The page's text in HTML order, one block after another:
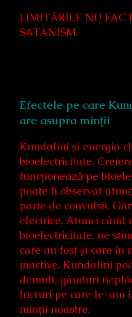
LIMITĂRILE NU FAC
SATANISM.
Efectele pe care
are asupra minții
Kundalini și energia
bioelectricitate.
funcționează pe
poate fi observat
parte de convulsii.
electrice. Atunci când
bioelectricitate, ne
care au fost și care în
inactive. Kundalini
demult, gânduri
lucruri pe care le-am
minții noastre.